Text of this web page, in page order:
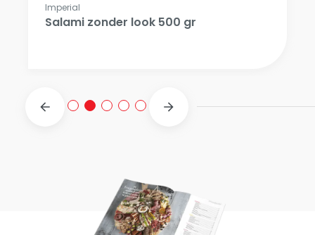
Imperial
Salami zonder look 500 gr